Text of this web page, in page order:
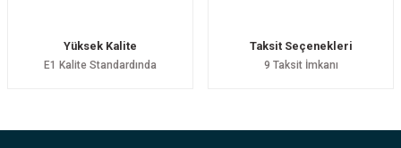
Yüksek Kalite
E1 Kalite Standardında
Taksit Seçenekleri
9 Taksit İmkanı